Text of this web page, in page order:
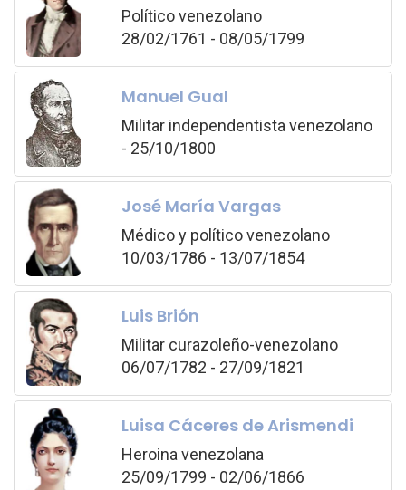
Político venezolano
28/02/1761 - 08/05/1799
Manuel Gual
Militar independentista venezolano
- 25/10/1800
José María Vargas
Médico y político venezolano
10/03/1786 - 13/07/1854
Luis Brión
Militar curazoleño-venezolano
06/07/1782 - 27/09/1821
Luisa Cáceres de Arismendi
Heroina venezolana
25/09/1799 - 02/06/1866